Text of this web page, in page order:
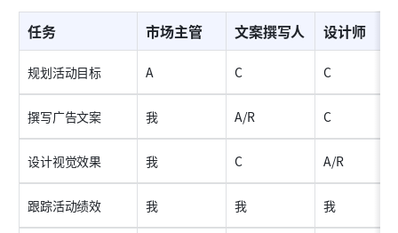
任务 市场主管 文案撰写人 设计师
规划活动目标 A C C
撰写广告文案 我 A/R C
设计视觉效果 我 C A/R
跟踪活动绩效 我 我 我